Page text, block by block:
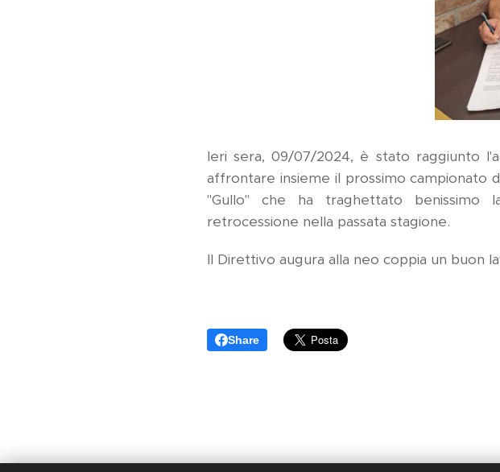
Ieri sera, 09/07/2024, è stato raggiunto
affrontare insieme il prossimo campionato
"Gullo" che ha traghettato benissimo
retrocessione nella passata stagione.
Il Direttivo augura alla neo coppia un buon
Share